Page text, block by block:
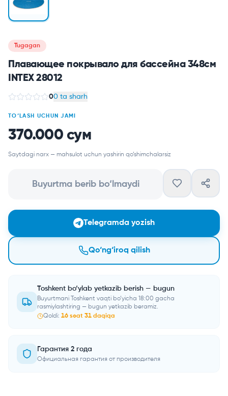
Tugagan
Плавающее покрывало для бассейна 348см
INTEX 28012
00 ta sharh
TO‘LASH UCHUN JAMI
370.000 сум
Saytdagi narx — mahsulot uchun yashirin qo‘shimchalarsiz
Buyurtma berib bo‘lmaydi
Telegramda yozish
Qo‘ng‘iroq qilish
Toshkent bo‘ylab yetkazib berish — bugun
Buyurtmani Toshkent vaqti bo‘yicha 18:00 gacha
rasmiylashtiring — bugun yetkazib beramiz.
Qoldi: 16 soat 31 daqiqa
Гарантия 2 года
Официальная гарантия от производителя